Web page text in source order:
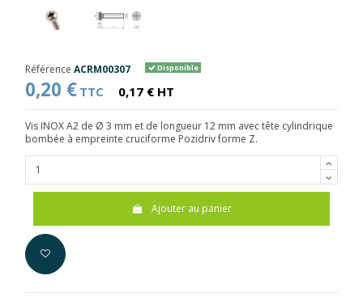
Référence ACRM00307 Disponible
0,20 € TTC 0,17 € HT
Vis INOX A2 de Ø 3 mm et de longueur 12 mm avec tête cylindrique
bombée à empreinte cruciforme Pozidriv forme Z.
Ajouter au panier